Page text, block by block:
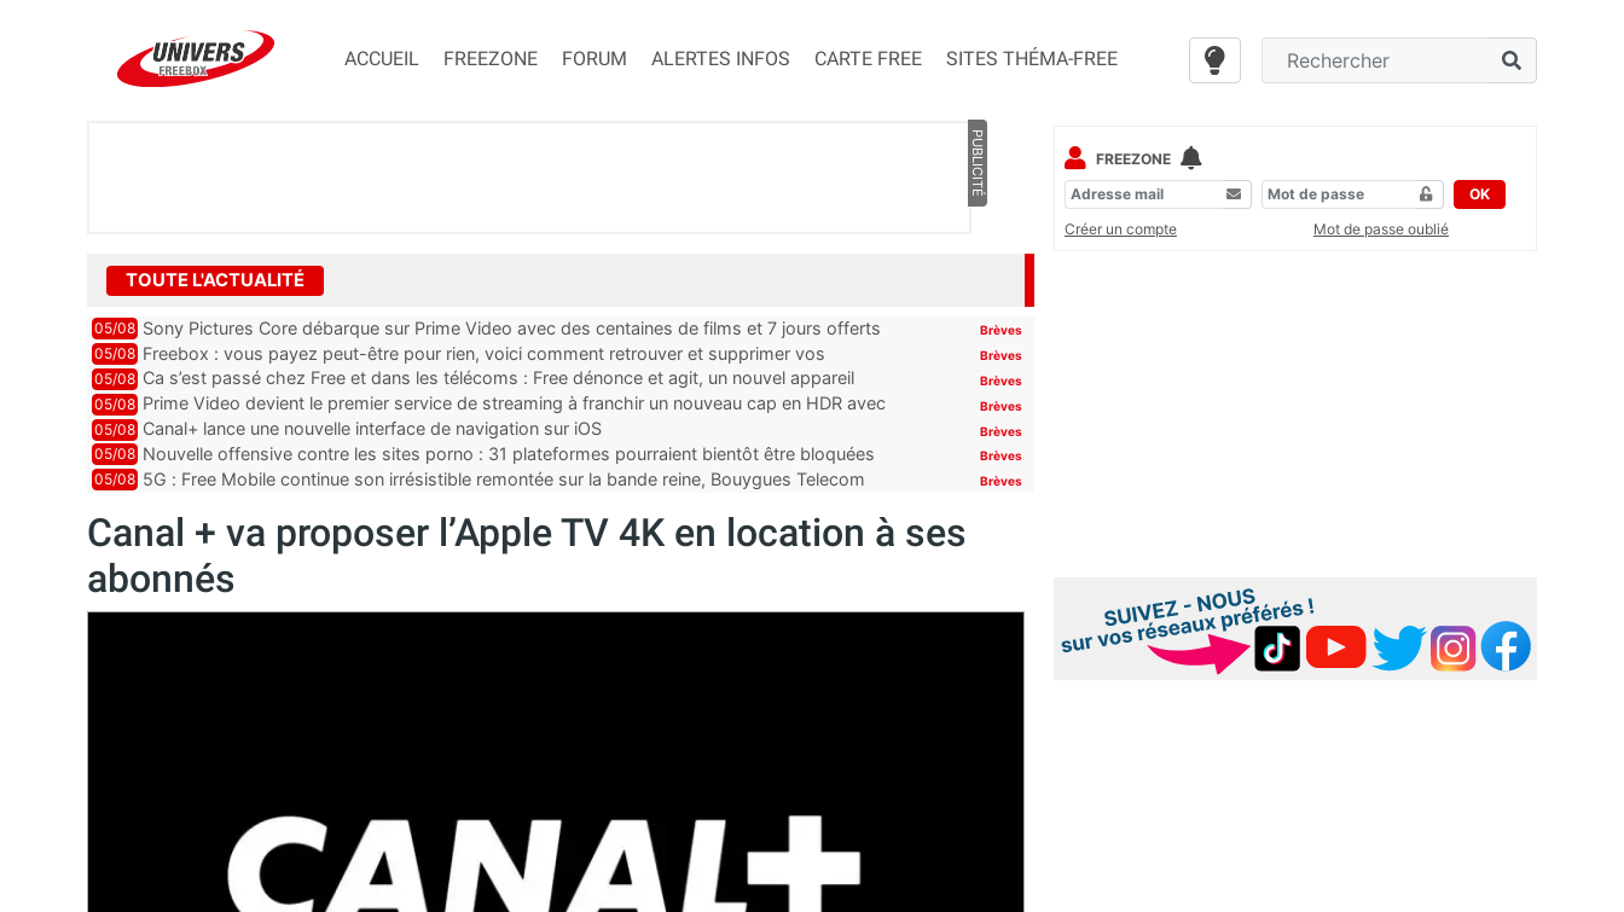
ACCUEIL FREEZONE FORUM ALERTES INFOS CARTE FREE SITES THÉMA-FREE
PUBLICITÉ
TOUTE L'ACTUALITÉ
05/08 Sony Pictures Core débarque sur Prime Video avec des centaines de films et 7 jours offerts Brèves
05/08 Freebox : vous payez peut-être pour rien, voici comment retrouver et supprimer vos
abonnements TV oubliés
Brèves
05/08 Ca s’est passé chez Free et dans les télécoms : Free dénonce et agit, un nouvel appareil
pointe le bout de...
Brèves
05/08 Prime Video devient le premier service de streaming à franchir un nouveau cap en HDR avec
ce lancement
Brèves
05/08 Canal+ lance une nouvelle interface de navigation sur iOS Brèves
05/08 Nouvelle offensive contre les sites porno : 31 plateformes pourraient bientôt être bloquées
par Orange, Free, SF...
Brèves
05/08 5G : Free Mobile continue son irrésistible remontée sur la bande reine, Bouygues Telecom
Brèves
Canal + va proposer l’Apple TV 4K en location à ses
abonnés
FREEZONE
OK
Créer un compte
Mot de passe oublié